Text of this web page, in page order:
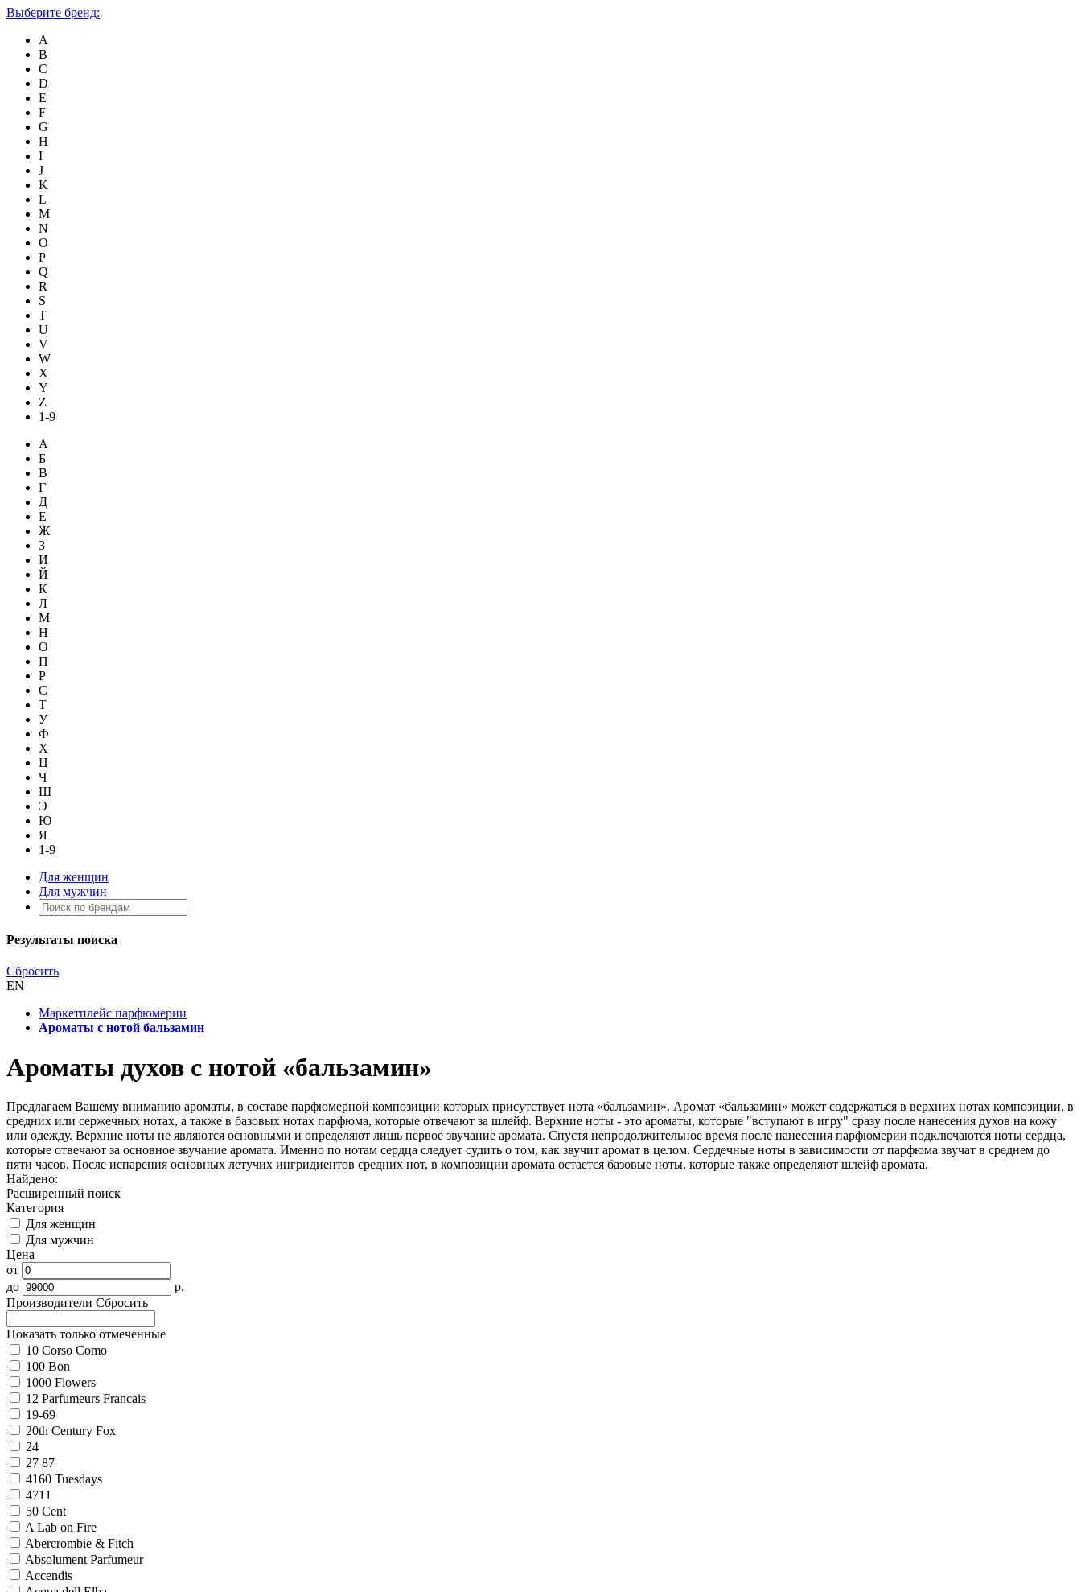
Выберите бренд:
A
B
C
D
E
F
G
H
I
J
K
L
M
N
O
P
Q
R
S
T
U
V
W
X
Y
Z
1-9
А
Б
В
Г
Д
Е
Ж
З
И
Й
К
Л
М
Н
О
П
Р
С
Т
У
Ф
Х
Ц
Ч
Ш
Э
Ю
Я
1-9
Для женщин
Для мужчин
Результаты поиска
Сбросить
EN
Маркетплейс парфюмерии
Ароматы с нотой бальзамин
Ароматы духов с нотой «бальзамин»
Предлагаем Вашему вниманию ароматы, в составе парфюмерной композиции которых присутствует нота «бальзамин». Аромат «бальзамин» может содержаться в верхних нотах композиции, в
средних или сержечных нотах, а также в базовых нотах парфюма, которые отвечают за шлейф. Верхние ноты - это ароматы, которые "вступают в игру" сразу после нанесения духов на кожу
или одежду. Верхние ноты не являются основными и определяют лишь первое звучание аромата. Спустя непродолжительное время после нанесения парфюмерии подключаются ноты сердца,
которые отвечают за основное звучание аромата. Именно по нотам сердца следует судить о том, как звучит аромат в целом. Сердечные ноты в зависимости от парфюма звучат в среднем до
пяти часов. После испарения основных летучих ингридиентов средних нот, в композиции аромата остается базовые ноты, которые также определяют шлейф аромата.
Найдено:
Расширенный поиск
Категория
Для женщин
Для мужчин
Цена
от
до
р.
Производители Сбросить
Показать только отмеченные
10 Corso Como
100 Bon
1000 Flowers
12 Parfumeurs Francais
19-69
20th Century Fox
24
27 87
4160 Tuesdays
4711
50 Cent
A Lab on Fire
Abercrombie & Fitch
Absolument Parfumeur
Accendis